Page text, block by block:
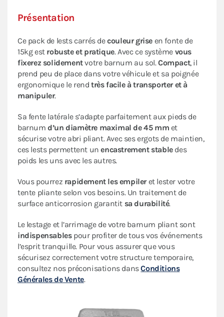
Présentation
Ce pack de lests carrés decouleur grise en fonte de
15kg est robuste et pratique. Avec ce système vous
fixerez solidementvotre barnum au sol.Compact, il
prend peu de place dans votre véhicule et sa poignée
ergonomique le rend très facile à transporter et à
manipuler.
Sa fente latérale s’adapte parfaitement aux pieds de
barnum d’un diamètre maximal de 45 mm et
sécurise votre abri pliant. Avec ses ergots de maintien,
ces lests permettent un encastrement stabledes
poids les uns avec les autres.
Vous pourrez rapidement les empileret lester votre
tente pliante selon vos besoins. Un traitement de
surface anticorrosion garantit sa durabilité.
Le lestage et l’arrimage de votre barnum pliant sont
indispensablespour profiter de tous vos événements
l’esprit tranquille. Pour vous assurer que vous
sécurisez correctement votre structure temporaire,
consultez nos préconisations dansConditions
Générales de Vente.